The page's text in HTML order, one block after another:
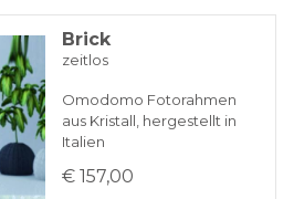
Brick
zeitlos
Omodomo Fotorahmen
aus Kristall, hergestellt in
Italien
€ 157,00